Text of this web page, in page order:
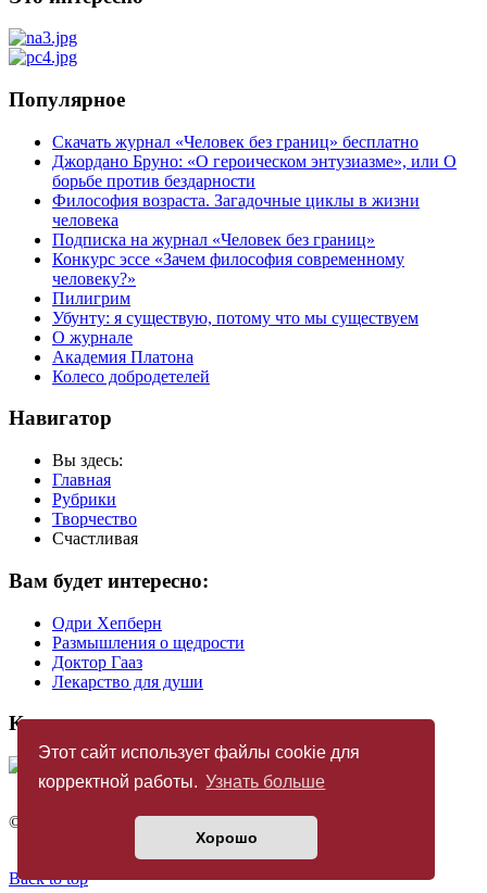
Этот сайт использует файлы cookie для
корректной работы. Узнать больше
Хорошо
Популярное
Скачать журнал «Человек без границ» бесплатно
Джордано Бруно: «О героическом энтузиазме», или О
борьбе против бездарности
Философия возраста. Загадочные циклы в жизни
человека
Подписка на журнал «Человек без границ»
Конкурс эссе «Зачем философия современному
человеку?»
Пилигрим
Убунту: я существую, потому что мы существуем
О журнале
Академия Платона
Колесо добродетелей
Навигатор
Вы здесь:
Главная
Рубрики
Творчество
Счастливая
Вам будет интересно:
Одри Хепберн
Размышления о щедрости
Доктор Гааз
Лекарство для души
Купить журнал
© Издательство «Новый Акрополь»2005 — 2026
Политика конфиденциальности
Back to top